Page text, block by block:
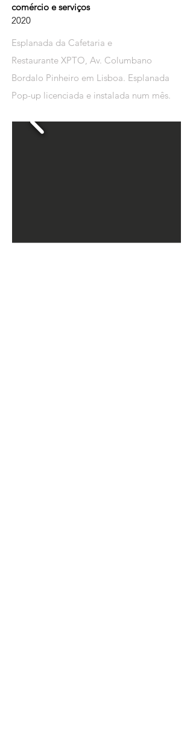
comércio e serviços
2020
Esplanada da Cafetaria e
Restaurante XPTO, Av. Columbano
Bordalo Pinheiro em Lisboa. Esplanada
Pop-up licenciada e instalada num mês.